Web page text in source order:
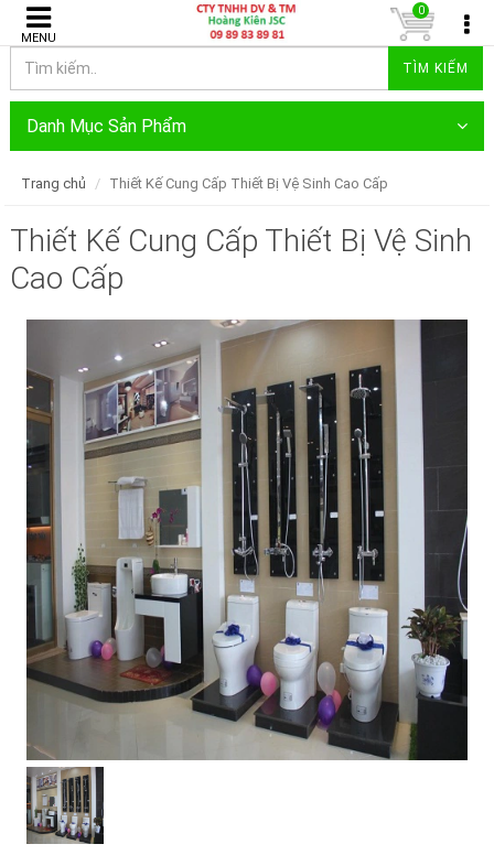
MENU
TÌM KIẾM
0
Danh Mục Sản Phẩm
Trang chủ Thiết Kế Cung Cấp Thiết Bị Vệ Sinh Cao Cấp
Thiết Kế Cung Cấp Thiết Bị Vệ Sinh
Cao Cấp